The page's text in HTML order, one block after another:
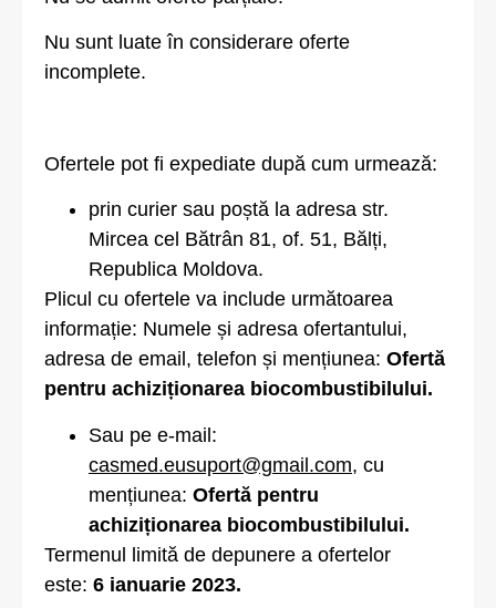
Nu sunt luate în considerare oferte
incomplete.
Ofertele pot fi expediate după cum urmează:
prin curier sau poștă la adresa str.
Mircea cel Bătrân 81, of. 51, Bălți,
Republica Moldova.
Plicul cu ofertele va include următoarea
informație: Numele și adresa ofertantului,
adresa de email, telefon și mențiunea: Ofertă
pentru achiziționarea biocombustibilului.
Sau pe e-mail:
casmed.eusuport@gmail.com, cu
mențiunea: Ofertă pentru
achiziționarea biocombustibilului.
Termenul limită de depunere a ofertelor
este: 6 ianuarie 2023.